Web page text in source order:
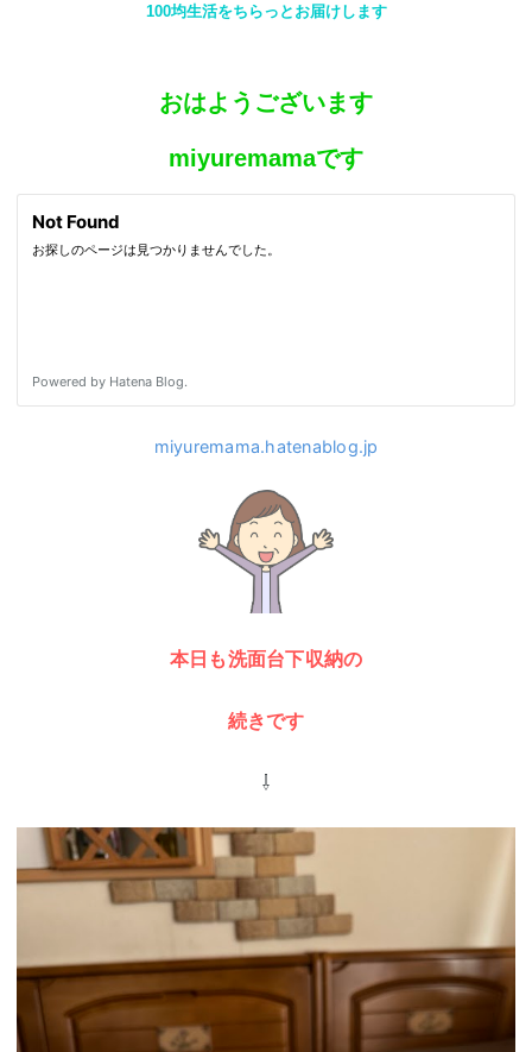
100均生活をちらっとお届けします
おはようございます
miyuremamaです
miyuremama.hatenablog.jp
本日も洗面台下収納の
続きです
⇩